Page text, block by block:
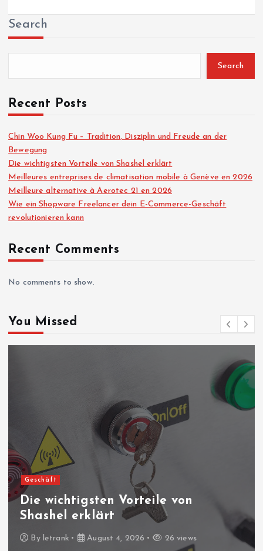
Search
Search
Recent Posts
Chin Woo Kung Fu – Tradition, Disziplin und Freude an der
Bewegung
Die wichtigsten Vorteile von Shashel erklärt
Meilleures entreprises de climatisation mobile à Genève en 2026
Meilleure alternative à Aerotec 21 en 2026
Wie ein Shopware Freelancer dein E-Commerce-Geschäft
revolutionieren kann
Recent Comments
No comments to show.
You Missed
von
26 views
Blogs
Meilleures
climatisation
2026
Byletrank July 28,